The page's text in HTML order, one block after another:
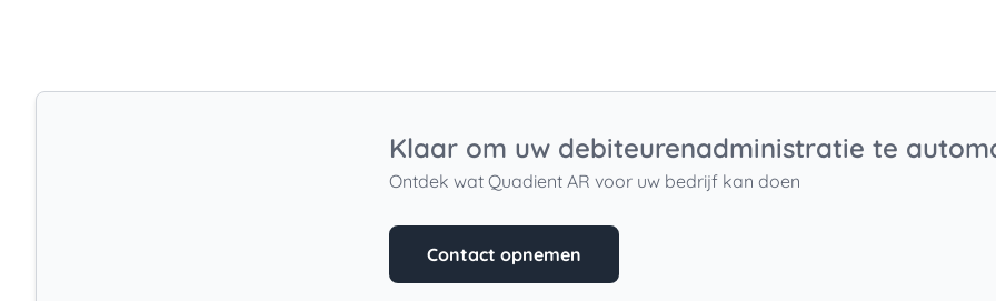
Klaar om uw debiteurenadministratie te
Ontdek wat Quadient AR voor uw bedrijf kan doen
Contact opnemen